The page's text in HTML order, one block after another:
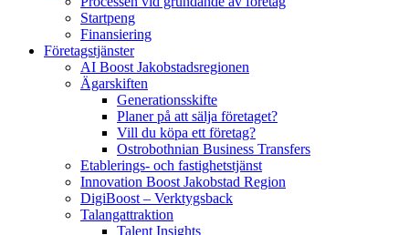
Startpeng
Finansiering
Företagstjänster
AI Boost Jakobstadsregionen
Ägarskiften
Generationsskifte
Planer på att sälja företaget?
Vill du köpa ett företag?
Ostrobothnian Business Transfers
Etablerings- och fastighetstjänst
Innovation Boost Jakobstad Region
DigiBoost – Verktygsback
Talangattraktion
Talent Insights